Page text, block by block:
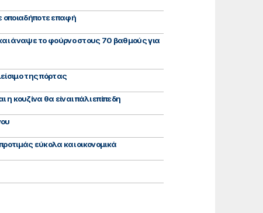
οποιαδήποτε επαφή
άναψε το φούρνο στους 70 βαθμούς για
της πόρτας
κουζίνα θα είναι πάλι επίπεδη
εύκολα και οικονομικά